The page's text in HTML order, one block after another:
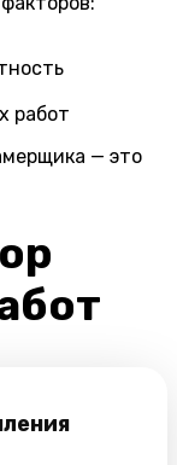
работ
— это